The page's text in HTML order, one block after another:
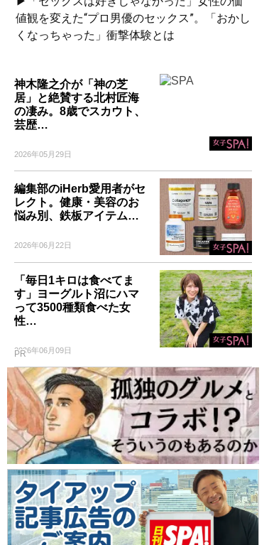
値観を変えた“プロ男優のセックス”。「おかし
くなっちゃった」衝撃体験とは
神木隆之介が「神の芝
居」と絶賛する北村匠海
の凄み。8歳でスカウト、
芸歴…
2026年05月29日
編集部のiHerb愛用者がセ
レクト。健康・美容のお
悩み別、鉄板アイテム…
2026年06月22日
「毎日1キロは食べてま
す」ヨーグルト沼にハマ
って3500種類食べた女
性…
2026年06月09日
PR